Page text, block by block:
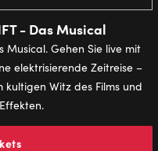
- Das Musical
Gehen Sie live mit
elektrisierende Zeitreise –
Witz des Films und